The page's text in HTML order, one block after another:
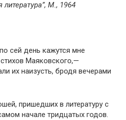
М., 1964
сей день кажутся мне
Маяковского,—
их наизусть, бродя вечерами
пришедших в литературу с
начале тридцатых годов.